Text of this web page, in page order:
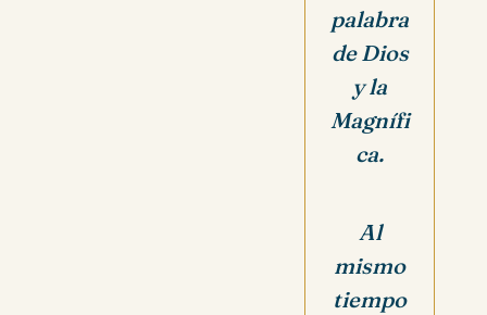
palabra
de Dios
y la
Magnífi
ca.
Al
mismo
tiempo